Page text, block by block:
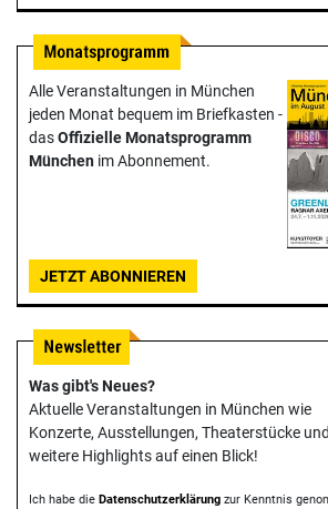
Alle Veranstaltungen in München
jeden Monat bequem im Briefkasten -
dasOffizielle Monats­programm
München im Abonnement.
JETZT ABONNIEREN
Was gibt's Neues?
Aktuelle Veranstaltungen in München wie
Konzerte, Ausstellungen, Theater­stücke und
weitere Highlights auf einen Blick!
Ich habe die Datenschutzerklärung zur Kenntnis